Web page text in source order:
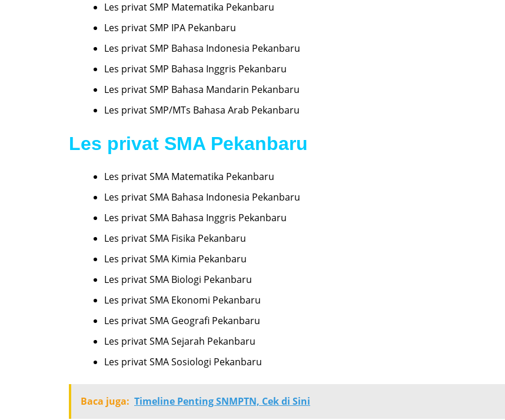
Les privat SMP Matematika Pekanbaru
Les privat SMP IPA Pekanbaru
Les privat SMP Bahasa Indonesia Pekanbaru
Les privat SMP Bahasa Inggris Pekanbaru
Les privat SMP Bahasa Mandarin Pekanbaru
Les privat SMP/MTs Bahasa Arab Pekanbaru
Les privat SMA Pekanbaru
Les privat SMA Matematika Pekanbaru
Les privat SMA Bahasa Indonesia Pekanbaru
Les privat SMA Bahasa Inggris Pekanbaru
Les privat SMA Fisika Pekanbaru
Les privat SMA Kimia Pekanbaru
Les privat SMA Biologi Pekanbaru
Les privat SMA Ekonomi Pekanbaru
Les privat SMA Geografi Pekanbaru
Les privat SMA Sejarah Pekanbaru
Les privat SMA Sosiologi Pekanbaru
Baca juga: Timeline Penting SNMPTN, Cek di Sini